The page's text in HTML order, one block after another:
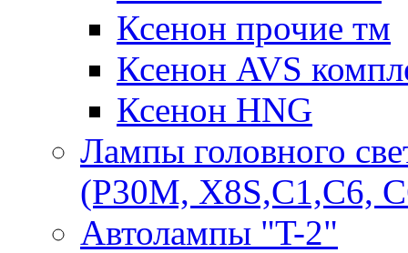
Ксенон прочие тм
Ксенон AVS
Ксенон HNG
Лампы головного
(P30M, X8S,С1,С6,
Автолампы "T-2"